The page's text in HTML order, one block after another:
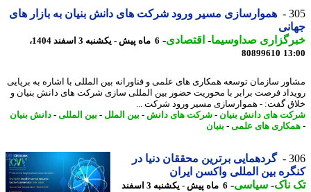
هموارسازی مسیر ورود شرکت های دانش بنیان به بازار های
صداوسیما-اقتصادی-
6 ماه پیش - یکشنبه 3 اسفند 1404،
80899610
سازمان توسعه همکاری های علمی و فناورانه بین المللی با اشاره به برپایی
فرصت برابر با محوریت حضور بین المللی سازی شرکت های دانش بنیان و
گفت: - هموارسازی مسیر ورود شرکت ...
های دانش بنیان-شرکت های دانش -بین الملل-بین المللی-دانش بنیان
های علمی-بنیان
گردهمایی برترین محققان دنیا در
بین المللی واکسن ایران
-سیاسی-
6 ماه پیش - یکشنبه 3 اسفند